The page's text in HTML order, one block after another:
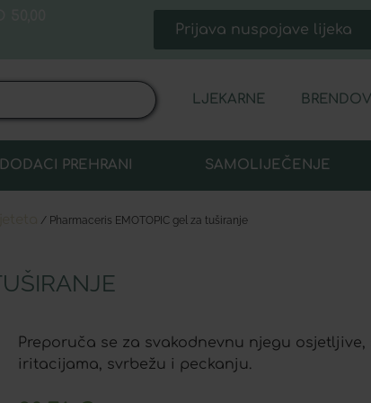
Prijava nuspojave lijeka
LJEKARNE BRENDOVI
DODACI PREHRANI SAMOLIJEČENJE
/ Pharmaceris EMOTOPIC gel za tuširanje
Preporuča se za svakodnevnu njegu
iritacijama, svrbežu i peckanju.